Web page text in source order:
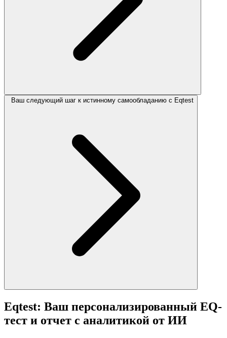
Ваш следующий шаг к истинному самообладанию с Eqtest
Eqtest: Ваш персонализированный EQ-
тест и отчет с аналитикой от ИИ